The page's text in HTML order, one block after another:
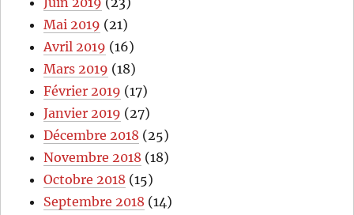
Mai 2019 (21)
Avril 2019 (16)
Mars 2019 (18)
Février 2019 (17)
Janvier 2019 (27)
Décembre 2018 (25)
Novembre 2018 (18)
Octobre 2018 (15)
Septembre 2018 (14)